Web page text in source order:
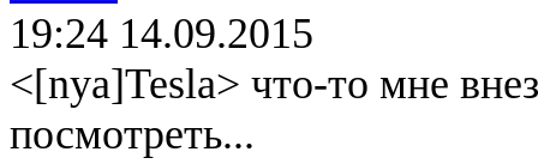
19:24 14.09.2015
<[nya]Tesla> что-то мне
посмотреть...